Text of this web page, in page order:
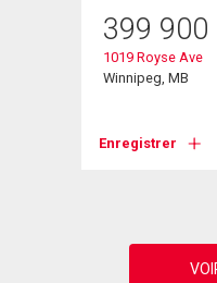
399 900
1019 Royse Ave
Winnipeg, MB
Enregistrer